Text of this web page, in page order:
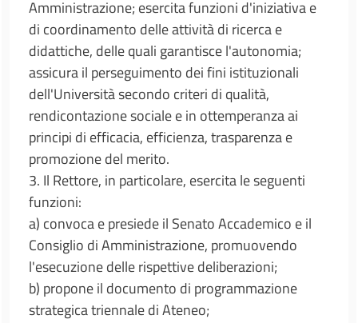
Amministrazione; esercita funzioni d'iniziativa e
di coordinamento delle attività di ricerca e
didattiche, delle quali garantisce l'autonomia;
assicura il perseguimento dei fini istituzionali
dell'Università secondo criteri di qualità,
rendicontazione sociale e in ottemperanza ai
principi di efficacia, efficienza, trasparenza e
promozione del merito.
3. Il Rettore, in particolare, esercita le seguenti
funzioni:
a) convoca e presiede il Senato Accademico e il
Consiglio di Amministrazione, promuovendo
l'esecuzione delle rispettive deliberazioni;
b) propone il documento di programmazione
strategica triennale di Ateneo;